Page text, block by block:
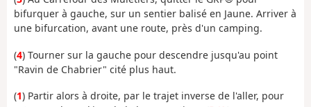
bifurquer à gauche, sur un sentier balisé en Jaune. Arriver à
une bifurcation, avant une route, près d'un camping.
(4) Tourner sur la gauche pour descendre jusqu'au point
"Ravin de Chabrier" cité plus haut.
(1) Partir alors à droite, par le trajet inverse de l'aller, pour